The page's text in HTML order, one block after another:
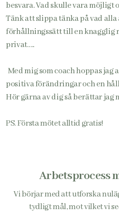
besvara. Vad skulle vara möjligt
Tänk att slippa tänka på vad
förhållningssätt till en knagglig
privat…..
Med mig som coach hoppas jag
positiva förändringar och en
Hör gärna av dig så berättar jag
PS. Första mötet alltid gratis!
Arbetsprocess
Vi börjar med att utforska
tydligt mål, mot vilket vi